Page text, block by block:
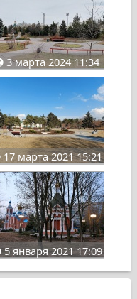
3 марта 2024 11:34
17 марта 2021 15:21
5 января 2021 17:09